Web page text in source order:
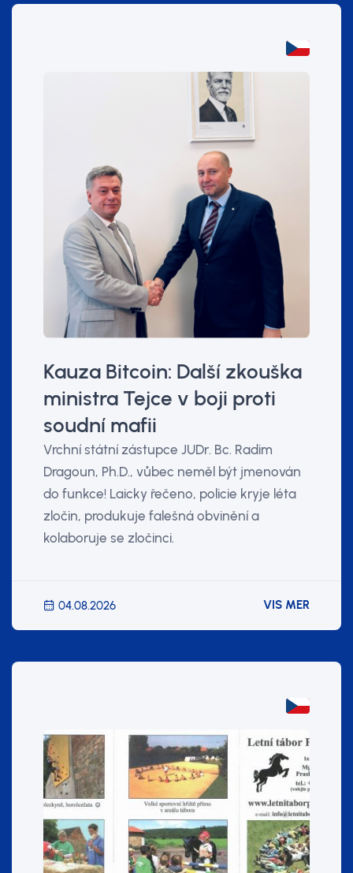
Kauza Bitcoin: Další zkouška
ministra Tejce v boji proti
soudní mafii
Vrchní státní zástupce JUDr. Bc. Radim
Dragoun, Ph.D., vůbec neměl být jmenován
do funkce! Laicky řečeno, policie kryje léta
zločin, produkuje falešná obvinění a
kolaboruje se zločinci.
04.08.2026 VIS MER